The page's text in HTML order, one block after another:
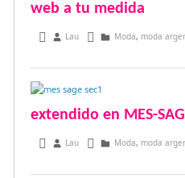
web a tu medida
noviembre 11, 2014
Lau Moda, moda
extendido en MES-
diciembre 3, 2013
Lau Moda, moda